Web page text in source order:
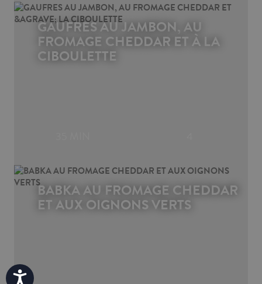
Accessibility
GAUFRES AU JAMBON, AU
FROMAGE CHEDDAR ET À LA
CIBOULETTE
BABKA AU FROMAGE CHEDDAR
ET AUX OIGNONS VERTS